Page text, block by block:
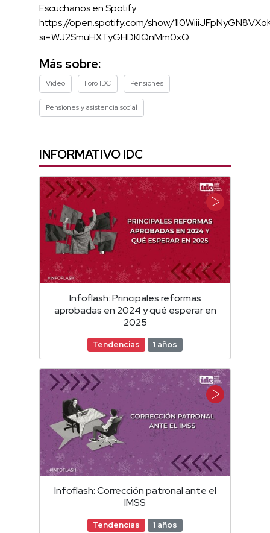
Escuchanos en Spotify
https://open.spotify.com/show/
si=WJ2SmuHXTyGHDKIQnMm0xQ
Más sobre:
Video Foro IDC Pensiones
Pensiones y asistencia social
INFORMATIVO IDC
Infoflash: Principales reformas
aprobadas en 2024 y qué esperar en
2025
Tendencias 1 años
Infoflash: Corrección patronal ante el
IMSS
Tendencias 1 años